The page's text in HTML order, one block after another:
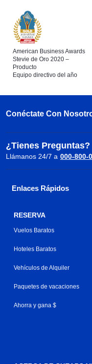
American Business Awards
Stevie de Oro 2020 –
Producto
Equipo directivo del año
Conéctate Con
¿Tienes Preguntas?
Llámanos 24/7 a 000-800-
Enlaces Rápidos
RESERVA
Vuelos Baratos
Hoteles Baratos
Vehículos de Alquiler
Paquetes de vacaciones
Ahorra y gana $